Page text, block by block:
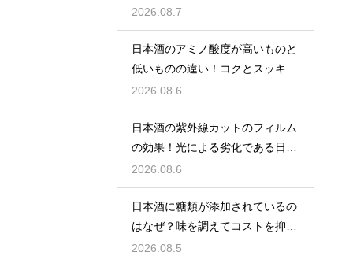
アレンジ
2026.08.7
日本酒のアミノ酸度が高いものと
低いものの違い！コクとスッキリ
感を左右
2026.08.6
日本酒の紫外線カットのフィルム
の効果！光による劣化である日光
臭を防ぐ
2026.08.6
日本酒に糖類が添加されているの
はなぜ？味を調えてコストを抑え
る手法
2026.08.5